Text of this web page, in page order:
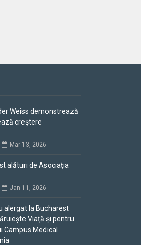
Weiss demonstrează
creștere
Mar 13, 2026
alături de Asociația
Jan 11, 2026
alergat la Bucharest
Viață și pentru
Medical